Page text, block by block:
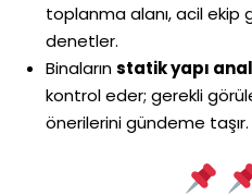
toplanma alanı, acil ekip
denetler.
Binalarınstatik yapı
kontrol eder; gerekli
önerilerini gündeme taşır.